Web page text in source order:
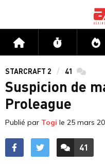
Accueil Flux
STARCRAFT 2 41
Suspicion de
Proleague
Publié par Togi le 25 mars
41